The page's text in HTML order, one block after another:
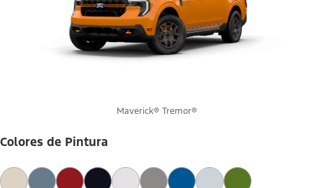
Maverick® Tremor®
Colores de Pintura